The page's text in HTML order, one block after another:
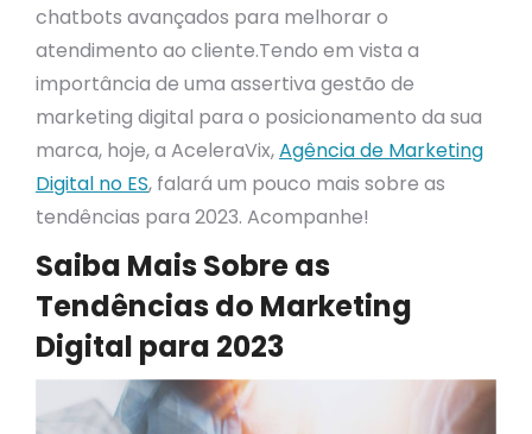
chatbots avançados para melhorar o
atendimento ao cliente.Tendo em vista a
importância de uma assertiva gestão de
marketing digital para o posicionamento da sua
marca, hoje, a AceleraVix,Agência de Marketing
Digital no ES, falará um pouco mais sobre as
tendências para 2023. Acompanhe!
Saiba Mais Sobre as
Tendências do Marketing
Digital para 2023